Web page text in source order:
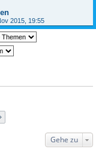
2015, 19:55
Gehe zu